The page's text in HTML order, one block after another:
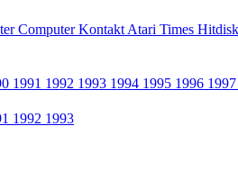
Computer Kontakt Atari Times Hitdisk
1991 1992 1993 1994 1995 1996 1997
1992 1993